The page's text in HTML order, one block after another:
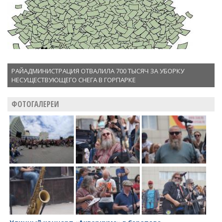
РАЙАДМИНИСТРАЦИЯ ОТВАЛИЛА 700 ТЫСЯЧ ЗА УБОРКУ
НЕСУЩЕСТВУЮЩЕГО СНЕГА В ГОРПАРКЕ
ФОТОГАЛЕРЕИ